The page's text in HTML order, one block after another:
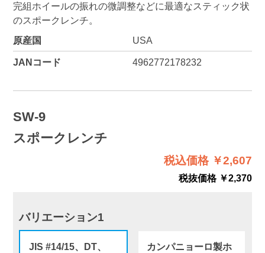
完組ホイールの振れの微調整などに最適なスティック状
のスポークレンチ。
原産国
USA
JANコード 4962772178232
SW-9
スポークレンチ
税込価格 ￥2,607
税抜価格 ￥2,370
バリエーション1
JIS #14/15、DT、
カンパニョーロ製ホ